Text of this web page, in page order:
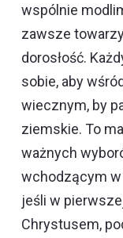
wspólnie
zawsze
dorosłość.
sobie, aby
wiecznym, by
ziemskie. To
ważnych
wchodzącym w
jeśli w
Chrystusem,